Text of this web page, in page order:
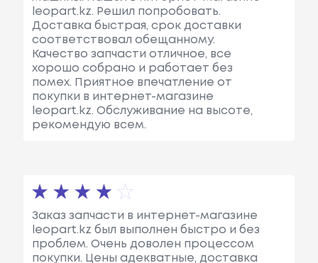
leopart.kz. Решил попробовать.
Доставка быстрая, срок доставки
соответствовал обещанному.
Качество запчасти отличное, все
хорошо собрано и работает без
помех. Приятное впечатление от
покупки в интернет-магазине
leopart.kz. Обслуживание на высоте,
рекомендую всем.
Заказ запчасти в интернет-магазине
leopart.kz был выполнен быстро и без
проблем. Очень доволен процессом
покупки. Цены адекватные, доставка